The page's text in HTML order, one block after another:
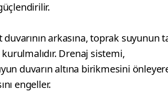
arkasına, toprak suyunun
Drenaj sistemi,
duvarın altına birikmesini
engeller.